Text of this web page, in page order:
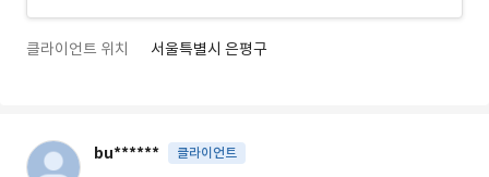
클라이언트 위치 서울특별시 은평구
bu****** 클라이언트